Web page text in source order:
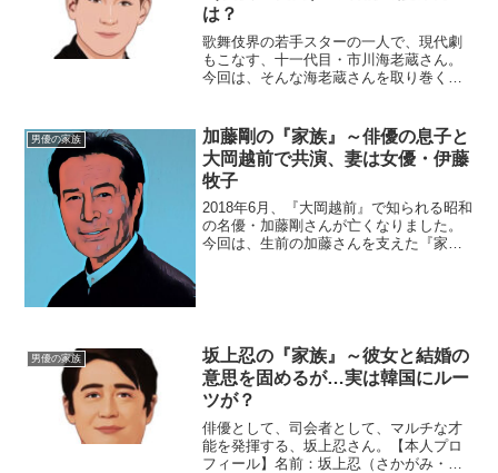
は？
歌舞伎界の若手スターの一人で、現代劇
もこなす、十一代目・市川海老蔵さん。
今回は、そんな海老蔵さんを取り巻く
市川海老蔵さんのお父さんは、十二代
目・市川團十郎さん。1946...
男優の家族
加藤剛の『家族』～俳優の息子と
大岡越前で共演、妻は女優・伊藤
牧子
2018年6月、『大岡越前』で知られる昭和
の名優・加藤剛さんが亡くなりました。
今回は、生前の加藤さんを支えた『家
男優の家族
坂上忍の『家族』～彼女と結婚の
意思を固めるが…実は韓国にルー
ツが？
俳優として、司会者として、マルチな才
能を発揮する、坂上忍さん。【本人プロ
フィール】名前：坂上忍（さかがみ・し